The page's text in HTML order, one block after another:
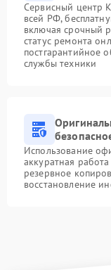
Сервисный центр
всей РФ,
включая срочный
статус ремонта
постгарантийное
службы техники
Использование
аккуратная
резервное
восстановление